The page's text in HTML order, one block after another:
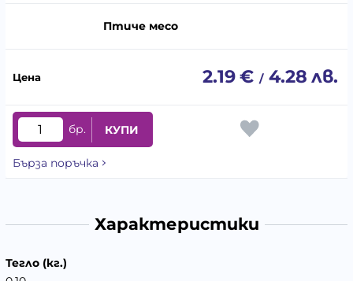
Птиче месо
2.19€ / 4.28 лв.
бр. КУПИ
Бърза поръчка
Характеристики
Тегло (кг.)